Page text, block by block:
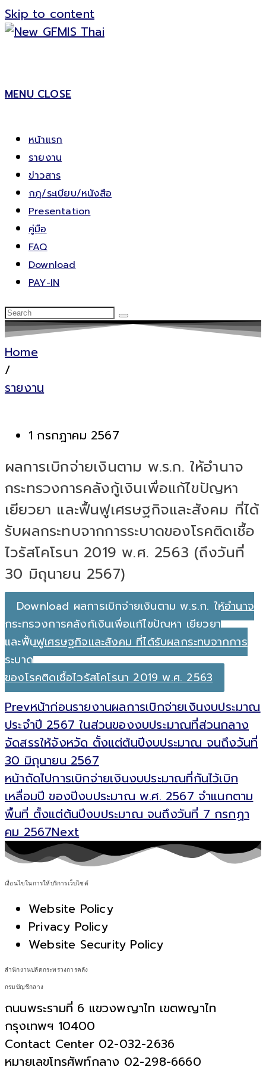
Skip to content
MENU CLOSE
หน้าแรก
รายงาน
ข่าวสาร
กฎ/ระเบียบ/หนังสือ
Presentation
คู่มือ
FAQ
Download
PAY-IN
Home
/
รายงาน
1 กรกฎาคม 2567
ผลการเบิกจ่ายเงินตาม พ.ร.ก. ให้อำนาจ
กระทรวงการคลังกู้เงินเพื่อแก้ไขปัญหา
เยียวยา และฟื้นฟูเศรษฐกิจและสังคม ที่ได้
รับผลกระทบจากการระบาดของโรคติดเชื้อ
ไวรัสโคโรนา 2019 พ.ศ. 2563 (ถึงวันที่
30 มิถุนายน 2567)
Download ผลการเบิกจ่ายเงินตาม พ.ร.ก. ให้อำนาจ
กระทรวงการคลังกู้เงินเพื่อแก้ไขปัญหา เยียวยา
และฟื้นฟูเศรษฐกิจและสังคม ที่ได้รับผลกระทบจากการ
ระบาด
ของโรคติดเชื้อไวรัสโคโรนา 2019 พ.ศ. 2563
Prevหน้าก่อนรายงานผลการเบิกจ่ายเงินงบประมาณ
ประจำปี 2567 ในส่วนของงบประมาณที่ส่วนกลาง
จัดสรรให้จังหวัด ตั้งแต่ต้นปีงบประมาณ จนถึงวันที่
30 มิถุนายน 2567
หน้าถัดไปการเบิกจ่ายเงินงบประมาณที่กันไว้เบิก
เหลื่อมปี ของปีงบประมาณ พ.ศ. 2567 จำแนกตาม
พื้นที่ ตั้งแต่ต้นปีงบประมาณ จนถึงวันที่ 7 กรกฏา
คม 2567Next
เงื่อนไขในการให้บริการเว็บไซต์
Website Policy
Privacy Policy
Website Security Policy
สำนักงานปลัดกระทรวงการคลัง
กรมบัญชีกลาง
ถนนพระรามที่ 6 แขวงพญาไท เขตพญาไท
กรุงเทพฯ 10400
Contact Center 02-032-2636
หมายเลขโทรศัพท์กลาง 02-298-6660